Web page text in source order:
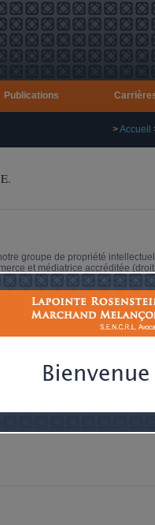
Publications
>Accueil
groupe de propriété
et médiatrice accréditée (droit
commerciale diversifiée,
intellectuelle et de droit des
et siège à plusieurs